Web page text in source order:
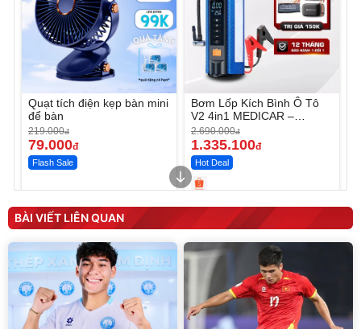
Quạt tích điện kẹp bàn mini
để bàn
219.000đ
79.000đ
Flash Sale
Bơm Lốp Kích Bình Ô Tô
V2 4in1 MEDICAR –
12.000mAh
2.690.000đ
1.335.100đ
Hot Deal
Máy ép chậm trái cây
Elmich JEE 1855OL
3.000.000đ
2.143.650đ
Flash Sale
Máy rửa xe cầm tay xịt rửa
cao áp có tạo bọt tuyết
399.000
Đã bán nhiều
BÀI VIẾT LIÊN QUAN